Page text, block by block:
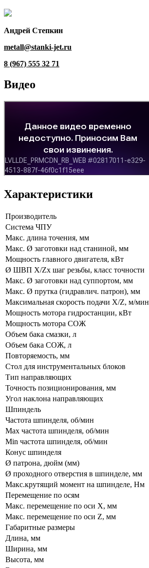
Андрей Степкин
metall@stanki-jet.ru
8 (967) 555 32 71
Видео
Характеристики
Производитель
Система ЧПУ
Макс. длина точения, мм
Макс. Ø заготовки над станиной, мм
Мощность главного двигателя, кВт
Ø ШВП X/Zх шаг резьбы, класс точности
Макс. Ø заготовки над суппортом, мм
Макс. Ø прутка (гидравлич. патрон), мм
Максимальная скорость подачи X/Z, м/мин
Мощность мотора гидростанции, кВт
Мощность мотора СОЖ
Объем бака смазки, л
Объем бака СОЖ, л
Повторяемость, мм
Стол для инструментальных блоков
Тип направляющих
Точность позиционирования, мм
Угол наклона направляющих
Шпиндель
Частота шпинделя, об/мин
Max частота шпинделя, об/мин
Min частота шпинделя, об/мин
Конус шпинделя
Ø патрона, дюйм (мм)
Ø проходного отверстия в шпинделе, мм
Макс.крутящий момент на шпинделе, Нм
Перемещение по осям
Макс. перемещение по оси X, мм
Макс. перемещение по оси Z, мм
Габаритные размеры
Длина, мм
Ширина, мм
Высота, мм